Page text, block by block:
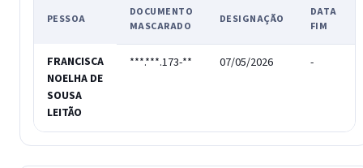
PESSOA
DOCUMENTO
MASCARADO
DESIGNAÇÃO
DATA
FIM
FRANCISCA
NOELHA DE
SOUSA
LEITÃO
***.***.173-** 07/05/2026 -